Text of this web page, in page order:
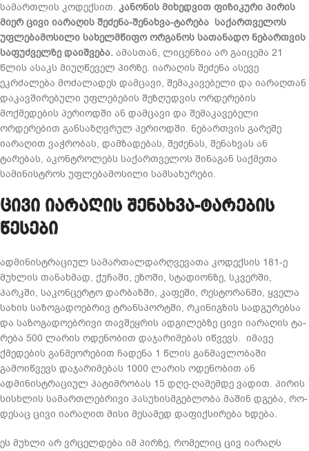
სამართლის კოდექსით. კანონის მიხედვით ფიზიკური პირის
მიერ ცივი იარაღის შეძენა-შენახვა-ტარება საქართველოს
უფლებამოსილი სახელმწიფო ორგანოს სათანადო ნებართვის
საფუძველზე დაიშვება. ამასთან, ლიცენზია არ გაიცემა 21
წლის ასაკს მიუღწეველ პირზე. იარაღის შეძენა ასევე
ეკრძალება მოძალადეს დამცავი, შემაკავებელი და იარაღთან
დაკავშირებული უფლებების შეზღუდვის ორდერების
მოქმედების პერიოდში ან დამცავი და შემაკავებელი
ორდერებით განსაზღვრულ პერიოდში. ნებართვის გარეშე
იარაღით ვაჭრობას, დამზადებას, შეძენას, შენახვას ან
ტარებას, აკონტროლებს საქართველოს შინაგან საქმეთა
სამინისტროს უფლებამოსილი სამსახურები.
ცივი იარაღის შენახვა-ტარების
წესები
ად­მი­ნის­ტრა­ცი­ულ სა­მარ­თალ­დარ­ღვე­ვა­თა კო­დექ­სის 181-ე
მუხ­ლის თა­ნახ­მად, ქუ­ჩა­ში, ეზო­ში, სტა­დი­ონ­ზე, სკვერ­ში,
პარკში, სა­კონ­ცერ­ტო დარ­ბაზ­ში, კა­ფე­ში, რეს­ტო­რან­ში, ყვე­ლა
სა­ხის სა­ზო­გა­დო­ებ­რივ ტრან­სპორ­ტში, რკი­ნიგ­ზის სად­გუ­რებ­სა
და სა­ზო­გა­დო­ებ­რი­ვი თავ­შეყ­რის ად­გი­ლებ­ზე ცივი ია­რა­ღის ტა­
რე­ბა 500 ლა­რის ოდე­ნო­ბით და­ჯა­რი­მე­ბას იწ­ვევს. იმავე
ქმედების განმეორებით ჩადენა 1 წლის განმავლობაში
გამოიწვევს დაჯარიმებას 1000 ლარის ოდენობით ან
ადმინისტრაციულ პატიმრობას 15 დღე-ღამემდე ვადით. პი­რის
სის­ხლის სა­მარ­თლებ­რი­ვი პა­სუ­ხის­მგებ­ლო­ბა მა­შინ დგე­ბა, რო­
დე­საც ცივი ია­რა­ღით მისი მე­სა­მედ და­ფიქ­სი­რე­ბა ხდე­ბა.
ეს მუხლი არ ვრცელდება იმ პირზე, რომელიც ცივ იარაღს